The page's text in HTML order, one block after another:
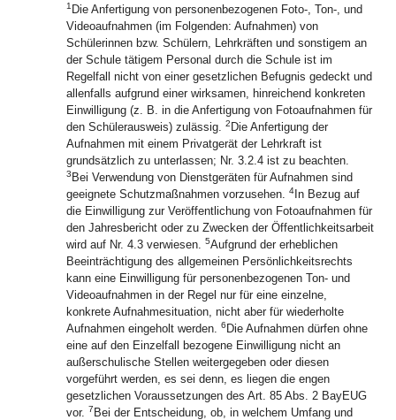
1 Die Anfertigung von personenbezogenen Foto-, Ton-, und
Videoaufnahmen (im Folgenden: Aufnahmen) von
Schülerinnen bzw. Schülern, Lehrkräften und sonstigem an
der Schule tätigem Personal durch die Schule ist im
Regelfall nicht von einer gesetzlichen Befugnis gedeckt und
allenfalls aufgrund einer wirksamen, hinreichend konkreten
Einwilligung (z. B. in die Anfertigung von Fotoaufnahmen für
den Schülerausweis) zulässig. 2 Die Anfertigung der
Aufnahmen mit einem Privatgerät der Lehrkraft ist
grundsätzlich zu unterlassen; Nr. 3.2.4 ist zu beachten.
3 Bei Verwendung von Dienstgeräten für Aufnahmen sind
geeignete Schutzmaßnahmen vorzusehen. 4 In Bezug auf
die Einwilligung zur Veröffentlichung von Fotoaufnahmen für
den Jahresbericht oder zu Zwecken der Öffentlichkeitsarbeit
wird auf Nr. 4.3 verwiesen. 5Aufgrund der erheblichen
Beeinträchtigung des allgemeinen Persönlichkeitsrechts
kann eine Einwilligung für personenbezogenen Ton- und
Videoaufnahmen in der Regel nur für eine einzelne,
konkrete Aufnahmesituation, nicht aber für wiederholte
Aufnahmen eingeholt werden. 6 Die Aufnahmen dürfen ohne
eine auf den Einzelfall bezogene Einwilligung nicht an
außerschulische Stellen weitergegeben oder diesen
vorgeführt werden, es sei denn, es liegen die engen
gesetzlichen Voraussetzungen des Art. 85 Abs. 2 BayEUG
vor. 7 Bei der Entscheidung, ob, in welchem Umfang und